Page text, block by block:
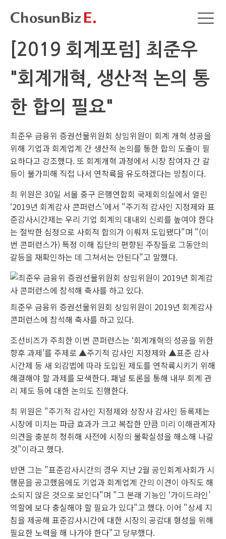
[2019 회계포럼] 최준우
"회계개혁, 생산적 논의 통
한 합의 필요"
최준우 금융위 증권선물위원회 상임위원이 회계 개혁 성공을
위해 기업과 회계업계 간 생산적 논의를 통한 합의 도출이 필
요하다고 강조했다. 또 회계개혁 과정에서 시장 참여자 간 갈
등이 불가피해 직접 나서 연착륙을 유도하겠다는 방침이다.
최 위원은 30일 서울 중구 은행연합회 국제회의실에서 열린
‘2019년 회계감사 콘퍼런스’에서 "주기적 감사인 지정제와 표
준감사시간제는 우리 기업 회계의 대내외 신뢰를 높여야 한다
는 절박한 심정으로 사회적 합의가 이뤄져 도입됐다"며 "(이
번 콘퍼런스가) 특정 이해 집단의 편향된 주장들로 그동안의
갈등을 재확인하는 데 그쳐서는 안된다"고 말했다.
최준우 금융위 증권선물위원회 상임위원이 2019년 회계감사
콘퍼런스에 참석해 축사를 하고 있다.
조선비즈가 주최한 이번 콘퍼런스는 ‘회계개혁의 성공을 위한
향후 과제’를 주제로 ▲주기적 감사인 지정제와 ▲표준 감사
시간제 등 새 외감법에 따라 도입된 제도를 연착륙시키기 위해
해결해야 할 과제를 모색한다. 패널 토론을 통해 내부 회계 관
리 제도 등에 대한 논의도 진행한다.
최 위원은 "주기적 감사인 지정제와 상장사 감사인 등록제는
시장에 미치는 파급 효과가 크고 복잡한 만큼 미리 이해관계자
의견을 충분히 청취해 사전에 시장의 불확실성을 해소해 나갈
것"이라고 했다.
반면 그는 "표준감사시간의 경우 지난 2월 공인회계사회가 시
행문을 공고했음에도 기업과 회계업계 간의 이견이 아직도 해
소되지 않은 것으로 보인다"며 "그 본래 기능인 ‘가이드라인’
역할에 보다 충실해야 할 필요가 있다"고 했다. 이어 "상세 지
침을 제공해 표준감사시간에 대한 시장의 공감대 형성을 위해
필요한 노력을 해 나가야 한다"고 당부했다.